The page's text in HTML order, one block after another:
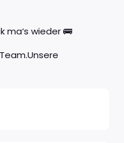
ma‘s wieder 🚌